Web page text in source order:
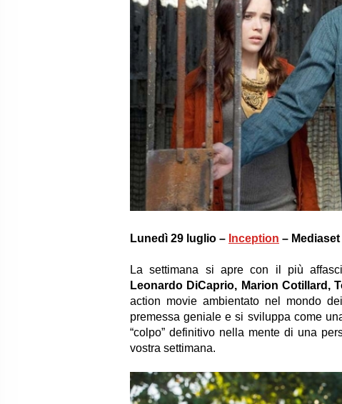
Lunedì 29 luglio – Inception –
La settimana si apre con il più
Leonardo DiCaprio, Marion Cotillard,
action movie ambientato nel mondo
premessa geniale e si sviluppa come
“colpo” definitivo nella mente di una
vostra settimana.